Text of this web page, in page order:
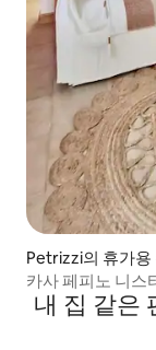
Petrizzi의 휴가용
카사 페피노 니스
내 집 같은